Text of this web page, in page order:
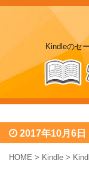
Kindleのセ
2017年10月6日
HOME > Kindle >